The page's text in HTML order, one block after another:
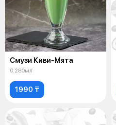
Смузи Киви-Мята
0.280мл
1990 ₸